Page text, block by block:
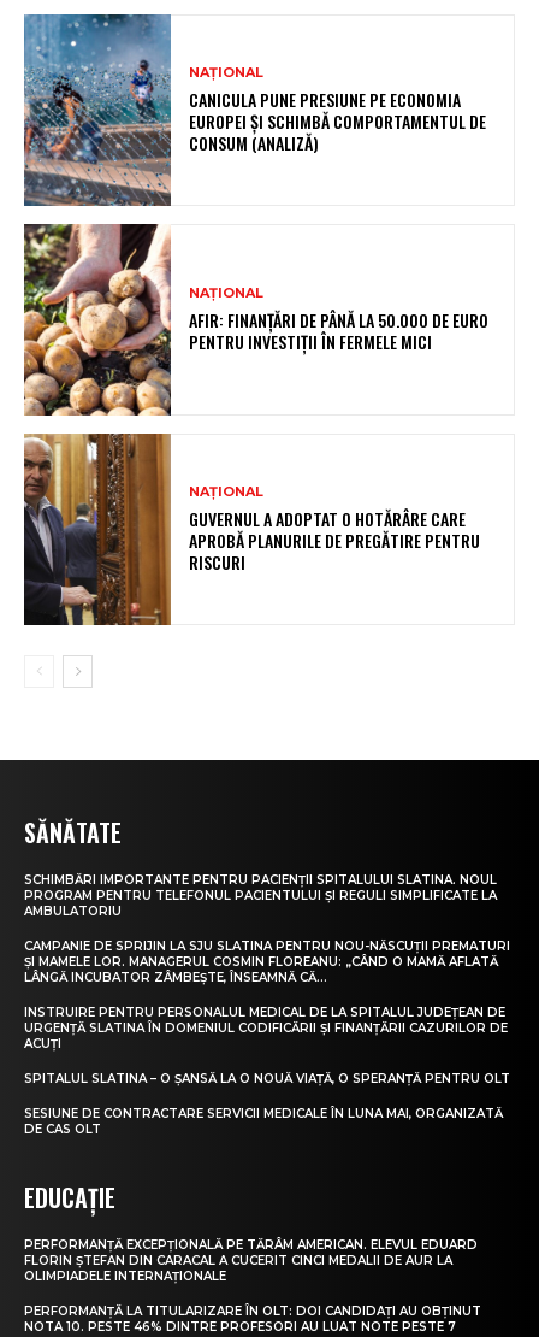
NAȚIONAL
CANICULA PUNE PRESIUNE PE ECONOMIA
EUROPEI ȘI SCHIMBĂ COMPORTAMENTUL DE
CONSUM (ANALIZĂ)
NAȚIONAL
AFIR: FINANȚĂRI DE PÂNĂ LA 50.000 DE EURO
PENTRU INVESTIȚII ÎN FERMELE MICI
NAȚIONAL
GUVERNUL A ADOPTAT O HOTĂRÂRE CARE
APROBĂ PLANURILE DE PREGĂTIRE PENTRU
RISCURI
SĂNĂTATE
SCHIMBĂRI IMPORTANTE PENTRU PACIENȚII SPITALULUI SLATINA. NOUL
PROGRAM PENTRU TELEFONUL PACIENTULUI ȘI REGULI SIMPLIFICATE LA
AMBULATORIU
CAMPANIE DE SPRIJIN LA SJU SLATINA PENTRU NOU-NĂSCUȚII PREMATURI
ȘI MAMELE LOR. MANAGERUL COSMIN FLOREANU: „CÂND O MAMĂ AFLATĂ
LÂNGĂ INCUBATOR ZÂMBEȘTE, ÎNSEAMNĂ CĂ...
INSTRUIRE PENTRU PERSONALUL MEDICAL DE LA SPITALUL JUDEȚEAN DE
URGENȚĂ SLATINA ÎN DOMENIUL CODIFICĂRII ȘI FINANȚĂRII CAZURILOR DE
ACUȚI
SPITALUL SLATINA – O ȘANSĂ LA O NOUĂ VIAȚĂ, O SPERANȚĂ PENTRU OLT
SESIUNE DE CONTRACTARE SERVICII MEDICALE ÎN LUNA MAI, ORGANIZATĂ
DE CAS OLT
EDUCAȚIE
PERFORMANȚĂ EXCEPȚIONALĂ PE TĂRÂM AMERICAN. ELEVUL EDUARD
FLORIN ȘTEFAN DIN CARACAL A CUCERIT CINCI MEDALII DE AUR LA
OLIMPIADELE INTERNAȚIONALE
PERFORMANȚĂ LA TITULARIZARE ÎN OLT: DOI CANDIDAȚI AU OBȚINUT
NOTA 10. PESTE 46% DINTRE PROFESORI AU LUAT NOTE PESTE 7